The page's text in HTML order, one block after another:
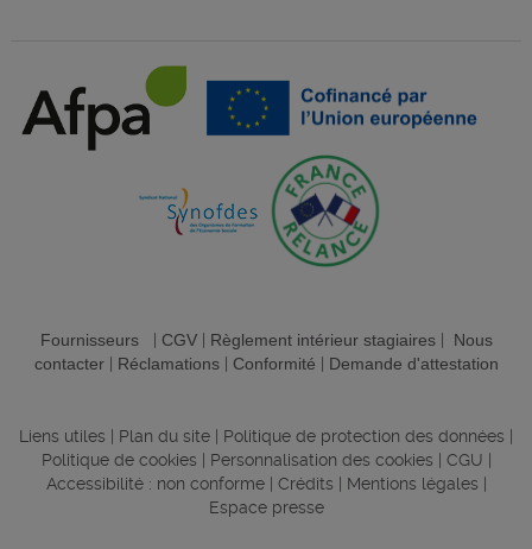
Fournisseurs| CGV| Règlement intérieur stagiaires| Nous
contacter| Réclamations| Conformité Demande d'attestation
Liens utiles Plan du site Politique de protection des données
Politique de cookies
Personnalisation des cookies CGU
Accessibilité : non conforme| Crédits Mentions légales
Espace presse